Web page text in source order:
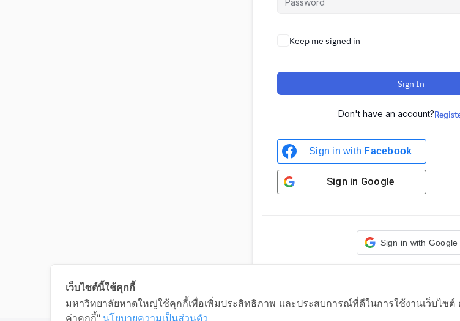
Keep me signed in
Sign In
Don't have an account?
Sign in with Facebook
Sign in Google
Sign in with Google
เว็บไซต์นี้ใช้คุกกี้
มหาวิทยาลัยหาดใหญ่ใช้คุกกี้เพื่อเพิ่มประสิทธิภาพ และประสบการณ์ที่ดีในการใช้งานเว็บไซ
ค่าคุกกี้" นโยบายความเป็นส่วนตัว